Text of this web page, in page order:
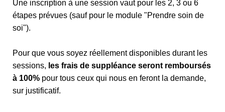
Une inscription à une session vaut pour les 2, 3 ou 6
étapes prévues (sauf pour le module "Prendre soin de
soi").
Pour que vous soyez réellement disponibles durant les
sessions, les frais de suppléance seront remboursés
à 100% pour tous ceux qui nous en feront la demande,
sur justificatif.